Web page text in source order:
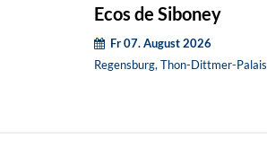
Ecos de Siboney
Fr 07. August 2026
Regensburg, Thon-Dittmer-Palais